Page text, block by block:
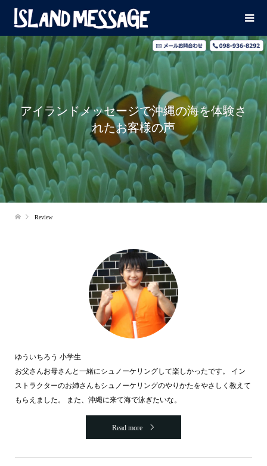
アイランドメッセージで沖縄の海を体験さ
れたお客様の声
Review
ゆういちろう 小学生
お父さんお母さんと一緒にシュノーケリングして楽しかったです。 イン
ストラクターのお姉さんもシュノーケリングのやりかたをやさしく教えて
もらえました。 また、沖縄に来て海で泳ぎたいな。
Read more